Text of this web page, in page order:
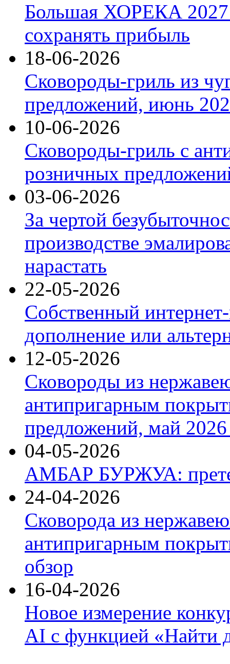
Большая ХОРЕКА 2027:
сохранять прибыль
18-06-2026
Сковороды-гриль из
предложений, июнь
10-06-2026
Сковороды-гриль с
розничных
03-06-2026
За чертой
производстве
нарастать
22-05-2026
Собственный
дополнение или
12-05-2026
Сковороды из
антипригарным
предложений, май 2026
04-05-2026
АМБАР БУРЖУА:
24-04-2026
Сковорода из
антипригарным
обзор
16-04-2026
Новое измерение
AI с функцией «Найти